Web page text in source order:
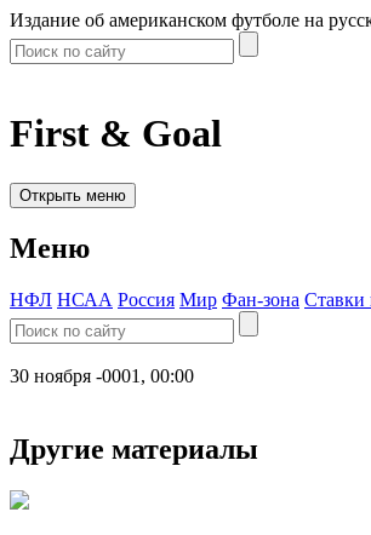
Издание об американском футболе на
First & Goal
Открыть меню
Меню
НФЛ НСАА Россия Мир Фан-зона Ставки
30 ноября -0001, 00:00
Другие материалы